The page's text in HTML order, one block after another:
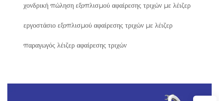
χονδρική πώληση εξοπλισμού αφαίρεσης τριχών με λέιζερ
εργοστάσιο εξοπλισμού αφαίρεσης τριχών με λέιζερ
παραγωγός λέιζερ αφαίρεσης τριχών